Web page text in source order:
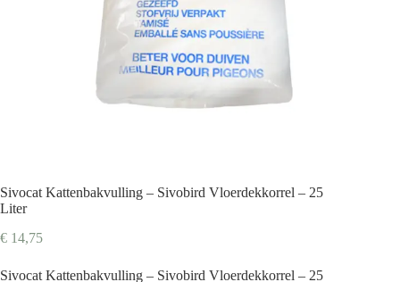
Sivocat Kattenbakvulling – Sivobird Vloerdekkorrel – 25
Liter
€ 14,75
Sivocat Kattenbakvulling – Sivobird Vloerdekkorrel – 25